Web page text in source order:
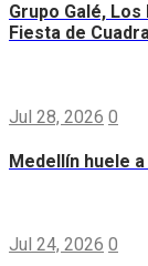
Grupo Galé,
Fiesta de
Jul 28, 2026 0
Medellín huele
Jul 24, 2026 0